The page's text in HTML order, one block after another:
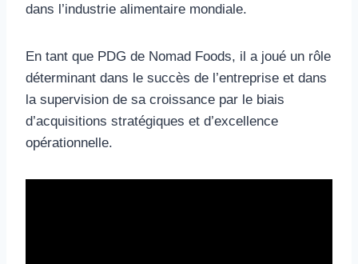
dans l’industrie alimentaire mondiale.
En tant que PDG de Nomad Foods, il a joué un rôle
déterminant dans le succès de l’entreprise et dans
la supervision de sa croissance par le biais
d’acquisitions stratégiques et d’excellence
opérationnelle.